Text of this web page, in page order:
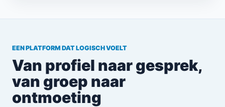
EEN PLATFORM DAT LOGISCH VOELT
Van profiel naar gesprek,
van groep naar
ontmoeting